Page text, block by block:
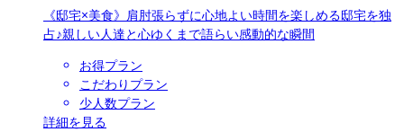
《邸宅×美食》肩肘張らずに心地よい時間を楽しめる邸宅を独
占♪親しい人達と心ゆくまで語らい感動的な瞬間
お得プラン
こだわりプラン
少人数プラン
詳細を見る